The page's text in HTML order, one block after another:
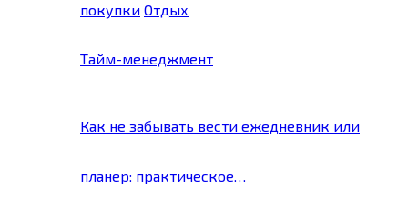
покупки Отдых
Тайм-менеджмент
Как не забывать вести ежедневник или
планер: практическое…